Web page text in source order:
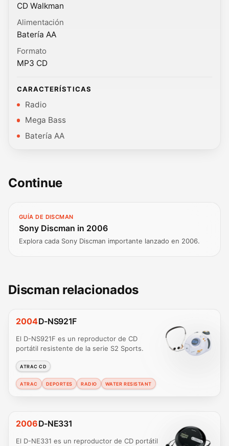
CD Walkman
Alimentación
Batería AA
Formato
MP3 CD
CARACTERÍSTICAS
Radio
Mega Bass
Batería AA
Continue
GUÍA DE DISCMAN
Sony Discman in 2006
Explora cada Sony Discman importante lanzado en 2006.
Discman relacionados
2004D-NS921F
El D-NS921F es un reproductor de CD
portátil resistente de la serie S2 Sports.
ATRAC CD
ATRAC DEPORTES RADIO WATER RESISTANT
2006D-NE331
El D-NE331 es un reproductor de CD portátil